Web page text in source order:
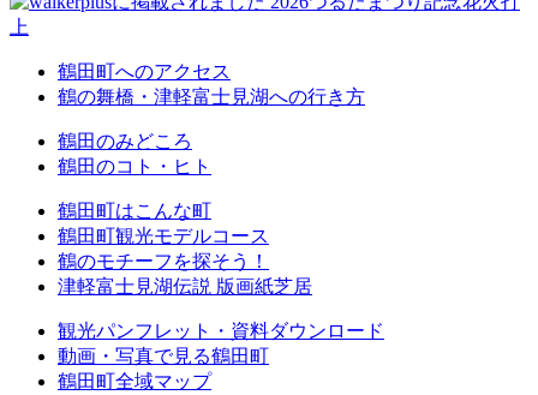
鶴田町へのアクセス
鶴の舞橋・津軽富士見湖への行き方
鶴田のみどころ
鶴田のコト・ヒト
鶴田町はこんな町
鶴田町観光モデルコース
鶴のモチーフを探そう！
津軽富士見湖伝説 版画紙芝居
観光パンフレット・資料ダウンロード
動画・写真で見る鶴田町
鶴田町全域マップ